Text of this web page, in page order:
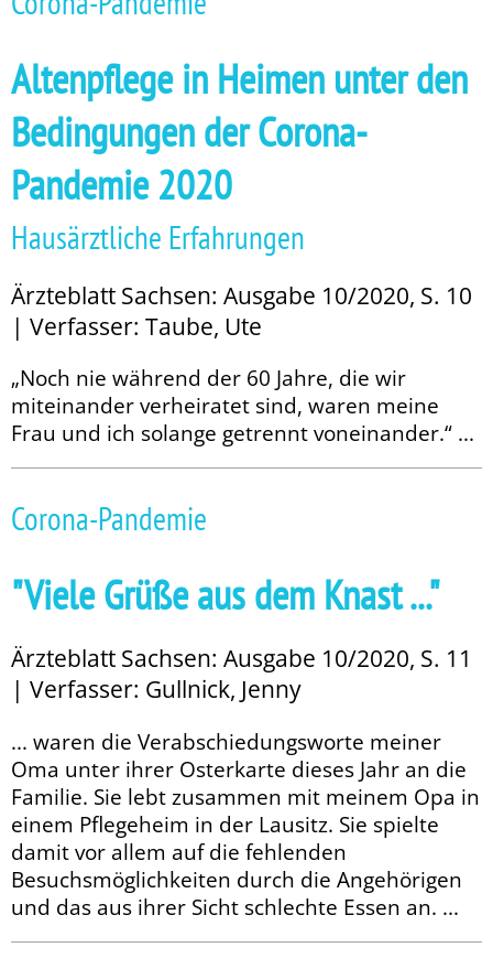
Altenpflege in Heimen unter den
Bedingungen der Corona-
Pandemie 2020
Hausärztliche Erfahrungen
Ärzteblatt Sachsen: Ausgabe 10/2020, S. 10
| Verfasser: Taube, Ute
„Noch nie während der 60 Jahre, die wir
miteinander verheiratet sind, waren meine
Frau und ich solange getrennt voneinander.“ ...
Corona-Pandemie
"Viele Grüße aus dem Knast ..."
Ärzteblatt Sachsen: Ausgabe 10/2020, S. 11
| Verfasser: Gullnick, Jenny
... waren die Verabschiedungsworte meiner
Oma unter ihrer Osterkarte dieses Jahr an die
Familie. Sie lebt zusammen mit meinem Opa in
einem Pflegeheim in der Lausitz. Sie spielte
damit vor allem auf die fehlenden
Besuchsmöglichkeiten durch die Angehörigen
und das aus ihrer Sicht schlechte Essen an. ...